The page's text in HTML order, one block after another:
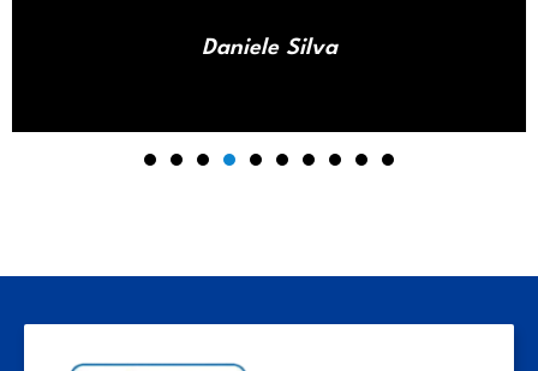
Daniele Silva